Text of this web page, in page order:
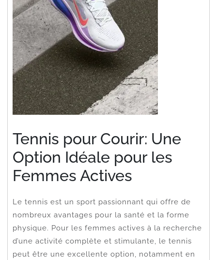
Tennis pour Courir: Une
Option Idéale pour les
Femmes Actives
Le tennis est un sport passionnant qui offre de
nombreux avantages pour la santé et la forme
physique. Pour les femmes actives à la recherche
d’une activité complète et stimulante, le tennis
peut être une excellente option, notamment en